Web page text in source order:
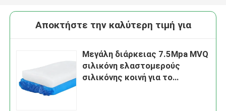
Αποκτήστε την καλύτερη τιμή για
Μεγάλη διάρκειας 7.5Mpa MVQ
σιλικόνη ελαστομερούς
σιλικόνης κοινή για το